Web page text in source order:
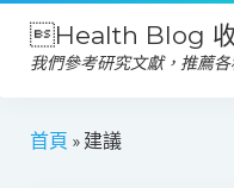
Health Blog 收
我們參考研究文獻，推薦
營養保健
首頁 » 建議